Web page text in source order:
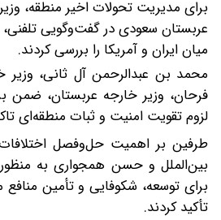
برای مدیریت تحولات اخیر منطقه،
عربستان سعودی در گفت‌وگویی
میان ایران و آمریکا را بررسی کردند.
محمد بن عبدالرحمن آل ثانی،
فرحان، وزیر خارجه عربستان، ضمن
لزوم تقویت امنیت و ثبات منطقه‌ای
طرفین بر اهمیت حل‌وفصل
بین‌الملل و حسن همجواری به
برای توسعه، شکوفایی و تأمین
تأکید کردند.